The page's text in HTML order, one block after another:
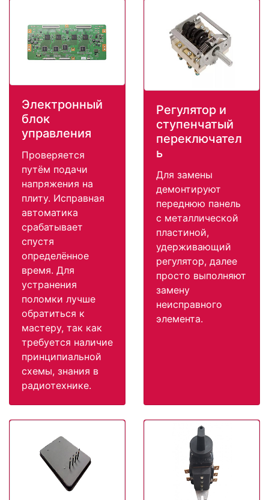
Электронный
блок
управления
Проверяется
путём подачи
напряжения на
плиту. Исправная
автоматика
срабатывает
спустя
определённое
время. Для
устранения
поломки лучше
обратиться к
мастеру, так как
требуется наличие
принципиальной
схемы, знания в
радиотехнике.
Регулятор и
ступенчатый
переключател
ь
Для замены
демонтируют
переднюю панель
с металлической
пластиной,
удерживающий
регулятор, далее
просто выполняют
замену
неисправного
элемента.